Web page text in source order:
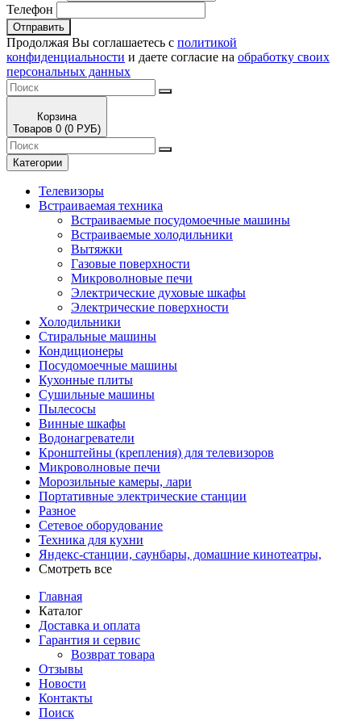
Телефон
Отправить
Продолжая Вы соглашаетесь с политикой
конфиденциальности и даете согласие на обработку своих
персональных данных
Корзина
Товаров 0 (0 РУБ)
Категории
Телевизоры
Встраиваемая техника
Встраиваемые посудомоечные машины
Встраиваемые холодильники
Вытяжки
Газовые поверхности
Микроволновые печи
Электрические духовые шкафы
Электрические поверхности
Холодильники
Стиральные машины
Кондиционеры
Посудомоечные машины
Кухонные плиты
Сушильные машины
Пылесосы
Винные шкафы
Водонагреватели
Кронштейны (крепления) для телевизоров
Микроволновые печи
Морозильные камеры, лари
Портативные электрические станции
Разное
Сетевое оборудование
Техника для кухни
Яндекс-станции, саунбары, домашние кинотеатры,
Смотреть все
Главная
Каталог
Доставка и оплата
Гарантия и сервис
Возврат товара
Отзывы
Новости
Контакты
Поиск